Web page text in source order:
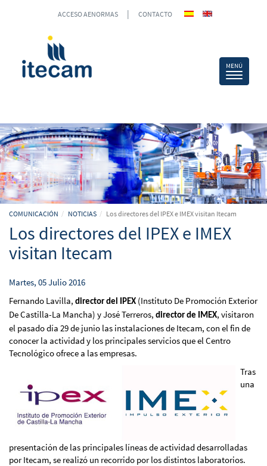
ACCESO AENORMAS | CONTACTO
COMUNICACIÓN NOTICIAS Los directores del IPEX e IMEX visitan Itecam
Los directores del IPEX e IMEX
visitan Itecam
Martes, 05 Julio 2016
Fernando Lavilla, director del IPEX (Instituto De Promoción Exterior
De Castilla-La Mancha) y José Terreros, director de IMEX, visitaron
el pasado día 29 de junio las instalaciones de Itecam, con el fin de
conocer la actividad y los principales servicios que el Centro
Tecnológico ofrece a las empresas.
Tras
una
presentación de las principales líneas de actividad desarrolladas
por Itecam, se realizó un recorrido por los distintos laboratorios.